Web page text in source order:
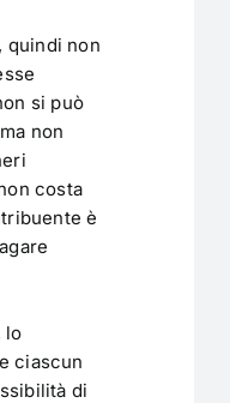
quindi non
si può
non
costa
è
lo
ciascun
di